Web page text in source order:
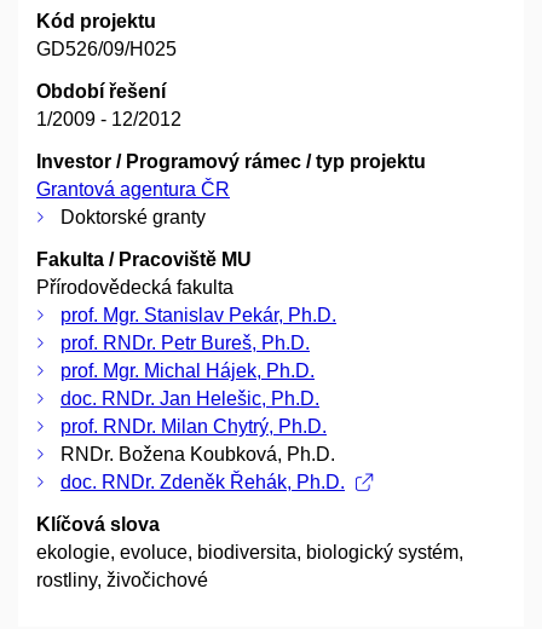
Kód projektu
GD526/09/H025
Období řešení
1/2009 - 12/2012
Investor / Programový rámec / typ projektu
Grantová agentura ČR
Doktorské granty
Fakulta / Pracoviště MU
Přírodovědecká fakulta
prof. Mgr. Stanislav Pekár, Ph.D.
prof. RNDr. Petr Bureš, Ph.D.
prof. Mgr. Michal Hájek, Ph.D.
doc. RNDr. Jan Helešic, Ph.D.
prof. RNDr. Milan Chytrý, Ph.D.
RNDr. Božena Koubková, Ph.D.
doc. RNDr. Zdeněk Řehák, Ph.D.
Klíčová slova
ekologie, evoluce, biodiversita, biologický systém,
rostliny, živočichové